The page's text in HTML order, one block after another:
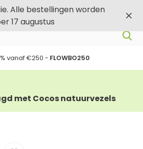
Alle bestellingen worden
17 augustus
vanaf €250 - FLOWBO250
met Cocos natuurvezels